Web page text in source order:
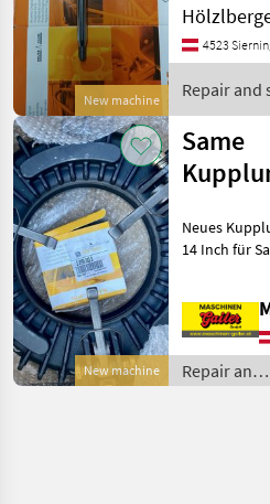
New machine
193.6369.3P Passend zu
Same Allrad
Tauru
4523
Repair and
/ Same
New machine
Same
Neues
14 Inch für
Repair and
spare